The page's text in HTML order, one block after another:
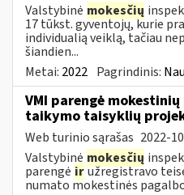
Valstybinė mokesčių
17 tūkst. gyventojų, kurie
individualią veiklą, tačiau
šiandien...
Metai: 2022 Pagrindinis:
VMI parengė
taikymo taisyklių
Web turinio sąrašas 2022-
Valstybinė mokesčių
parengė iružregistravo
numato mokestinės